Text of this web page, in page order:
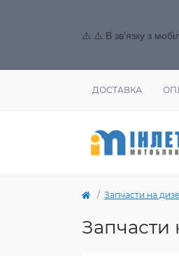
⚠️ ⚠️ В зв'язку з
ДОСТАВКА
Запчасти на
Запчасти